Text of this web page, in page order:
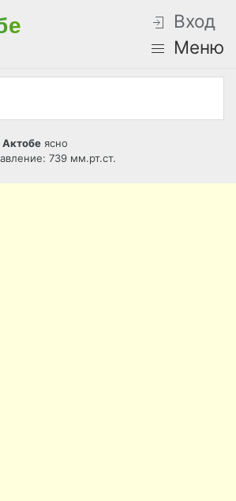
Вход
Меню
Актобе ясно
739 мм.рт.ст.